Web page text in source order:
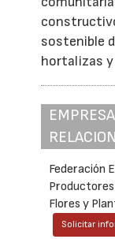
sostenible
hortalizas y
Federación
Flores y
Solicitar